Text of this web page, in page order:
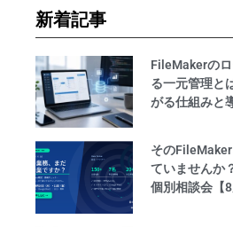
新着記事
FileMakerの
る一元管理と
がる仕組みと
その
ていませんか
個別相談会【8